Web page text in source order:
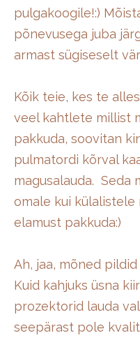
pulgakoogile!:)
põnevusega juba
armast sügiseselt
Kõik teie, kes te
veel kahtlete millist
pakkuda, soovitan
pulmatordi kõrval
magusalauda. Seda
omale kui külalistele
elamust pakkuda:)
Ah, jaa, mõned
Kuid kahjuks üsna
prozektorid lauda
seepärast pole